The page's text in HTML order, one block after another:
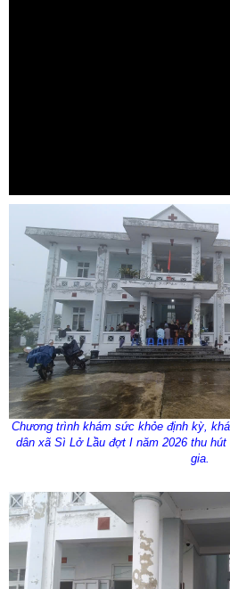
Chương trình khám sức khỏe định kỳ,
dân xã Sì Lở Lầu đợt I năm 2026 thu
gia.